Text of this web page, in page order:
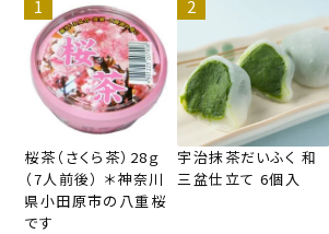
桜茶（さくら茶）28ｇ
（7人前後） ＊神奈川
県小田原市の八重桜
です
宇治抹茶だいふく 和
三盆仕立て 6個入